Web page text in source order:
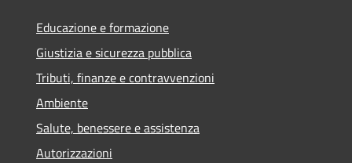
Educazione e formazione
Giustizia e sicurezza pubblica
Tributi, finanze e contravvenzioni
Ambiente
Salute, benessere e assistenza
Autorizzazioni